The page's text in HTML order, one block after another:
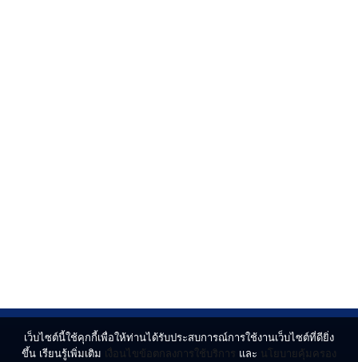
เว็บไซต์นี้ใช้คุกกี้เพื่อให้ท่านได้รับประสบการณ์การใช้งานเว็บไซต์ที่ดียิ่ง
ขึ้น เรียนรู้เพิ่มเติม เงื่อนไขข้อตกลงการใช้บริการ และ นโยบายคุ้มครอง